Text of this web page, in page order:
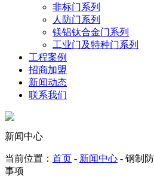
非标门系列
人防门系列
镁铝钛合金门系列
工业门及特种门系列
工程案例
招商加盟
新闻动态
联系我们
新闻中心
当前位置： 首页 - 新闻中心 - 钢制
事项